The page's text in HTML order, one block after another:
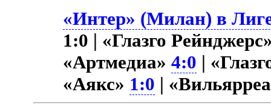
«Интер» (Милан) в
1:0 | «Глазго
«Артмедиа»4:0 |
«Аякс» 1:0 |